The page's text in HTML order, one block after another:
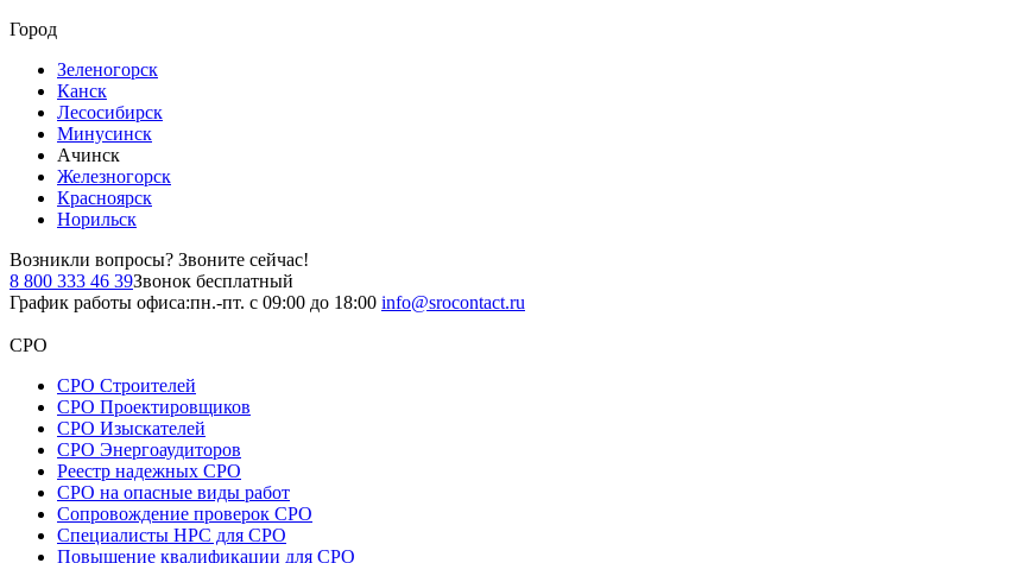
Город
Зеленогорск
Канск
Лесосибирск
Минусинск
Ачинск
Железногорск
Красноярск
Норильск
Возникли вопросы? Звоните сейчас!
8 800 333 46 39Звонок бесплатный
График работы офиса:пн.-пт. с 09:00 до 18:00 info@srocontact.ru
СРО
СРО Строителей
СРО Проектировщиков
СРО Изыскателей
СРО Энергоаудиторов
Реестр надежных СРО
СРО на опасные виды работ
Сопровождение проверок СРО
Специалисты НРС для СРО
Повышение квалификации для СРО